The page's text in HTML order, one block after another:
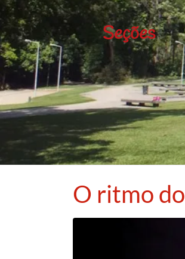
Seções
O ritmo